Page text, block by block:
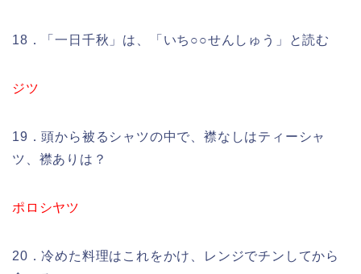
18．「一日千秋」は、「いち○○せんしゅう」と読む
ジツ
19．頭から被るシャツの中で、襟なしはティーシャ
ツ、襟ありは？
ポロシヤツ
20．冷めた料理はこれをかけ、レンジでチンしてから